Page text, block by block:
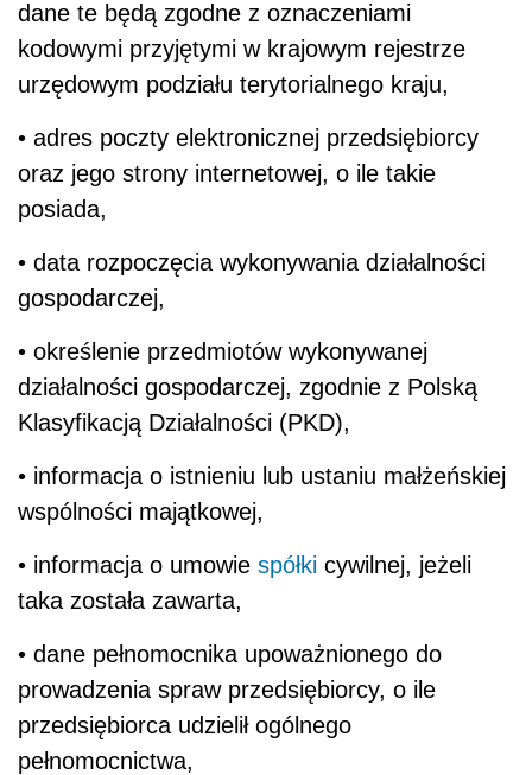
dane te będą zgodne z oznaczeniami
kodowymi przyjętymi w krajowym rejestrze
urzędowym podziału terytorialnego kraju,
• adres poczty elektronicznej przedsiębiorcy
oraz jego strony internetowej, o ile takie
posiada,
• data rozpoczęcia wykonywania działalności
gospodarczej,
• określenie przedmiotów wykonywanej
działalności gospodarczej, zgodnie z Polską
Klasyfikacją Działalności (PKD),
• informacja o istnieniu lub ustaniu małżeńskiej
wspólności majątkowej,
• informacja o umowie spółki cywilnej, jeżeli
taka została zawarta,
• dane pełnomocnika upoważnionego do
prowadzenia spraw przedsiębiorcy, o ile
przedsiębiorca udzielił ogólnego
pełnomocnictwa,